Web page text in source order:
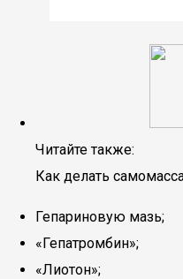
Читайте также:
Как делать
Гепариновую мазь;
«Гепатромбин»;
«Лиотон»;